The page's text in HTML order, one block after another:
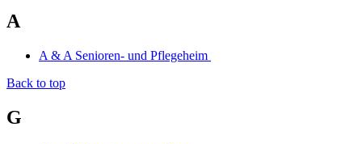
A
A & A Senioren- und Pflegeheim
Back to top
G